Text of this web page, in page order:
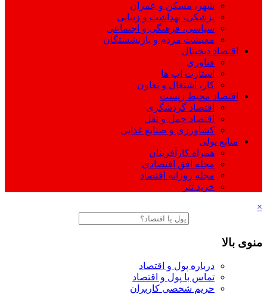
شهر، مسکن و عمران
پزشکی، بهداشت و زیبایی
سیاسی، فرهنگی و اجتماعی
معیشت مردم و بازنشستگان
اقتصاد دیجیتال
فناوری
استارت اپ ها
کار، اشتغال و تعاون
اقتصاد محیط زیست
اقتصاد گردشگری
اقتصاد حمل و نقل
کشاورزی و صنایع غذایی
منابع پولی
همراه کارآفرینان
مجله افق اقتصادی
مجله روزانه اقتصاد
خرید تتر
×
منوی بالا
درباره پول و اقتصاد
تماس با پول و اقتصاد
حریم شخصی کاربران